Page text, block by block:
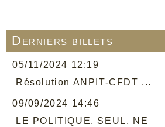
Derniers billets
05/11/2024 12:19
Résolution ANPIT-CFDT ...
09/09/2024 14:46
LE POLITIQUE, SEUL, NE